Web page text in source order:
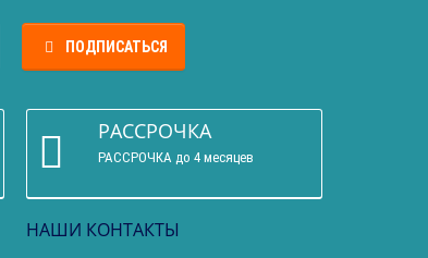
ПОДПИСАТЬСЯ
РАССРОЧКА
РАССРОЧКА до 4 месяцев
НАШИ КОНТАКТЫ